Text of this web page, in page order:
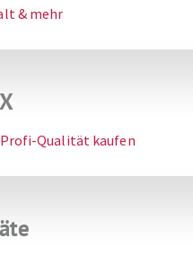
& mehr
Qualität kaufen